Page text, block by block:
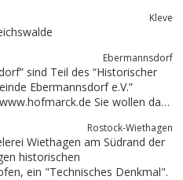
Kleve
Ebermannsdorf
sind Teil des “Historischer
Ebermannsdorf e.V.”
Sie wollen das
Rostock-Wiethagen
Wiethagen am Südrand der
historischen
funktionstüchtigen Teerschwelofen, ein "Technisches Denkmal".